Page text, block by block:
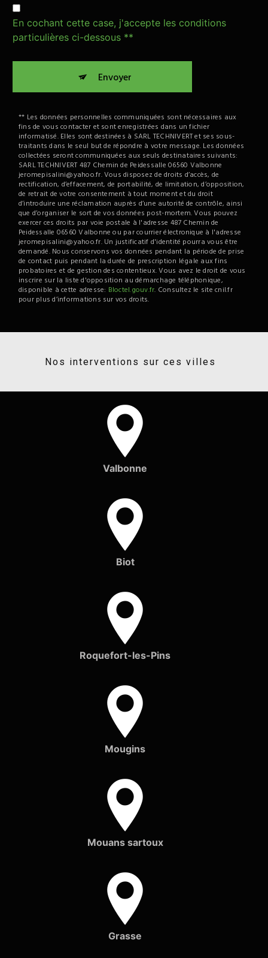
En cochant cette case, j'accepte les conditions
particulières ci-dessous **
Envoyer
** Les données personnelles communiquées sont nécessaires aux
fins de vous contacter et sont enregistrées dans un fichier
informatisé. Elles sont destinées à SARL TECHNIVERT et ses sous-
traitants dans le seul but de répondre à votre message. Les données
collectées seront communiquées aux seuls destinataires suivants:
SARL TECHNIVERT 487 Chemin de Peidessalle 06560 Valbonne
jeromepisalini@yahoo.fr. Vous disposez de droits d’accès, de
rectification, d’effacement, de portabilité, de limitation, d’opposition,
de retrait de votre consentement à tout moment et du droit
d’introduire une réclamation auprès d’une autorité de contrôle, ainsi
que d’organiser le sort de vos données post-mortem. Vous pouvez
exercer ces droits par voie postale à l'adresse 487 Chemin de
Peidessalle 06560 Valbonne ou par courrier électronique à l'adresse
jeromepisalini@yahoo.fr. Un justificatif d'identité pourra vous être
demandé. Nous conservons vos données pendant la période de prise
de contact puis pendant la durée de prescription légale aux fins
probatoires et de gestion des contentieux. Vous avez le droit de vous
inscrire sur la liste d'opposition au démarchage téléphonique,
disponible à cette adresse: Bloctel.gouv.fr. Consultez le site cnil.fr
pour plus d’informations sur vos droits.
Nos interventions sur ces villes
Valbonne
Biot
Roquefort-les-Pins
Mougins
Mouans sartoux
Grasse